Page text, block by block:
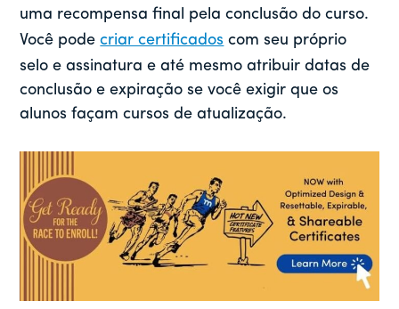
uma recompensa final pela conclusão do curso.
Você podecriar certificados com seu próprio
selo e assinatura e até mesmo atribuir datas de
conclusão e expiração se você exigir que os
alunos façam cursos de atualização.